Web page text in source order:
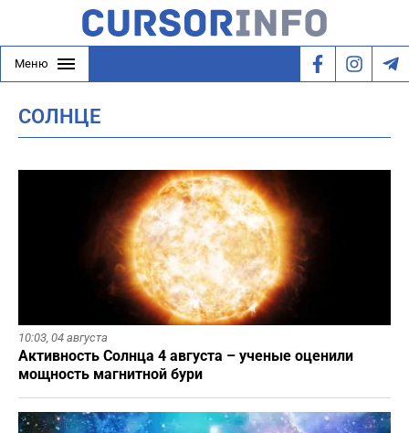
Меню
СОЛНЦЕ
10:03, 04 августа
Активность Солнца 4 августа – ученые оценили
мощность магнитной бури